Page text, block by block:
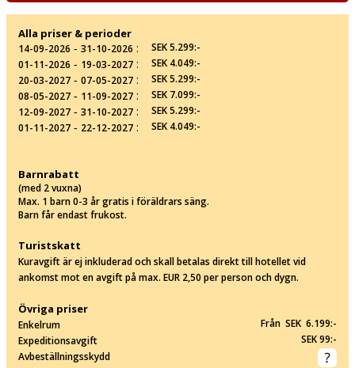
Alla priser & perioder
14-09-2026 ‐ 31-10-2026 :
SEK 5.299:-
01-11-2026 ‐ 19-03-2027 :
SEK 4.049:-
20-03-2027 ‐ 07-05-2027 :
SEK 5.299:-
08-05-2027 ‐ 11-09-2027 :
SEK 7.099:-
12-09-2027 ‐ 31-10-2027 :
SEK 5.299:-
01-11-2027 ‐ 22-12-2027 : SEK 4.049:-
Barnrabatt
(med 2 vuxna)
Max. 1 barn 0-3 år gratis i föräldrars säng.
Barn får endast frukost.
Turistskatt
Kuravgift är ej inkluderad och skall betalas direkt till hotellet vid
ankomst mot en avgift på max. EUR 2,50 per person och dygn.
Övriga priser
Enkelrum
Från SEK 6.199:-
Expeditionsavgift
SEK 99:-
Avbeställningsskydd